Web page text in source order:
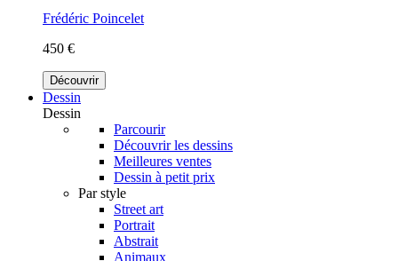
Frédéric Poincelet
450 €
Découvrir
Dessin
Dessin
Parcourir
Découvrir les dessins
Meilleures ventes
Dessin à petit prix
Par style
Street art
Portrait
Abstrait
Animaux